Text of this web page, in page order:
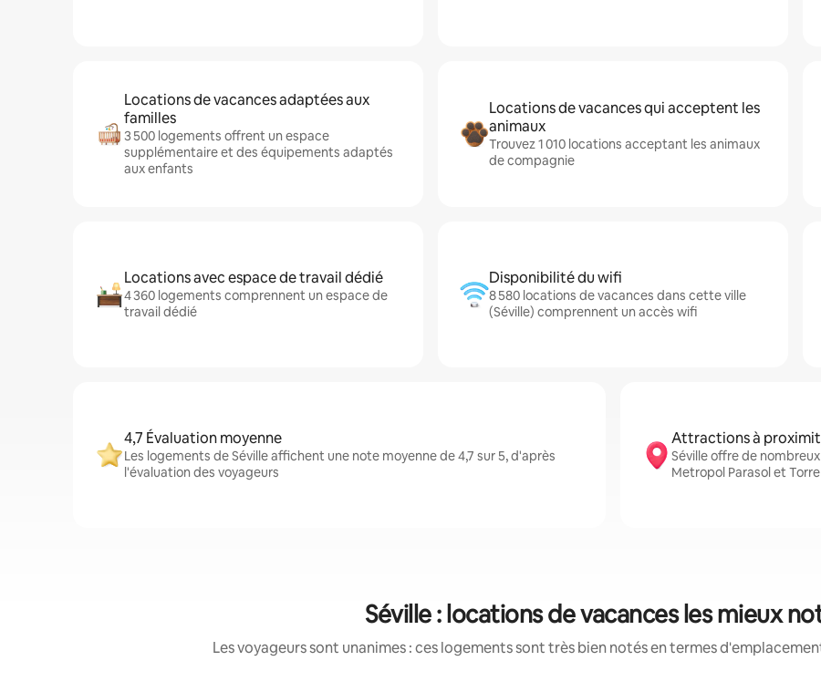
Locations de vacances adaptées aux
familles
3 500 logements offrent un espace
supplémentaire et des équipements adaptés
aux enfants
Locations de vacances qui acceptent les
animaux
Trouvez 1 010 locations acceptant les animaux
de compagnie
Locations avec espace de travail dédié
4 360 logements comprennent un espace de
travail dédié
Disponibilité du wifi
8 580 locations de vacances dans cette ville
(Séville) comprennent un accès wifi
4,7 Évaluation moyenne
Les logements de Séville affichent une note moyenne de 4,7 sur 5, d'après
l'évaluation des voyageurs
Attractions à
Séville offre de
Metropol Parasol et
Séville : locations de vacances les mieux
Les voyageurs sont unanimes : ces logements sont très bien notés en termes